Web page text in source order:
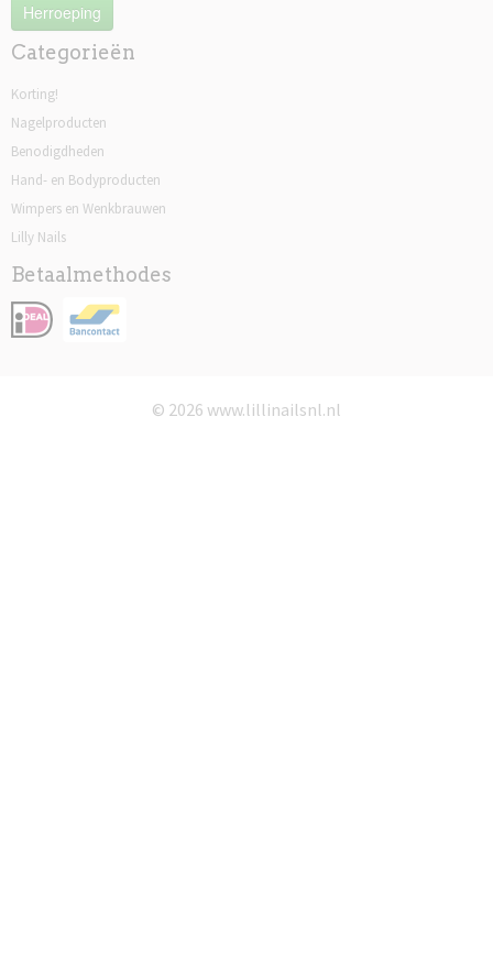
Herroeping
Categorieën
Korting!
Nagelproducten
Benodigdheden
Hand- en Bodyproducten
Wimpers en Wenkbrauwen
Lilly Nails
Betaalmethodes
© 2026 www.lillinailsnl.nl